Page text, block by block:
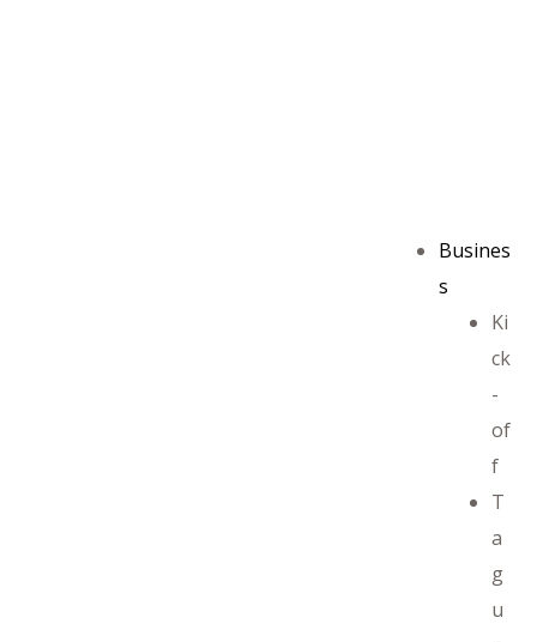
Busines
s
Ki
ck
-
of
f
T
a
g
u